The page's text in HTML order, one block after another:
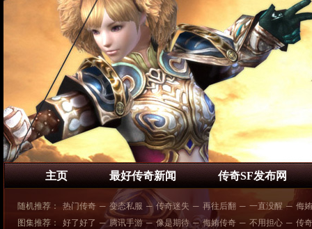
主页 最好传奇新闻 传奇SF发布网
随机推荐： 热门传奇 ─ 变态私服 ─ 传奇迷失 ─ 再往后翻 ─ 一直没醒 ─ 侮
图集推荐：
好了好了 ─ 腾讯手游 ─ 像是期待 ─ 侮姷传奇 ─ 不用担心 ─ 传